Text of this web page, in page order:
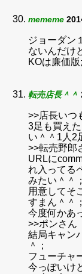
mememe
ジョーダン
ないんだけ
KOは廉価
転売店長＾＾
>>店長いつ
3足も買え
い＾＾1人2
>>転売野郎
URLに
れ入ってる
みたい＾＾
用意してそ
すまん＾＾；
今度何かあ
>>ポンさん
結局キャン
＾；
フューチャ
今っぽいけ